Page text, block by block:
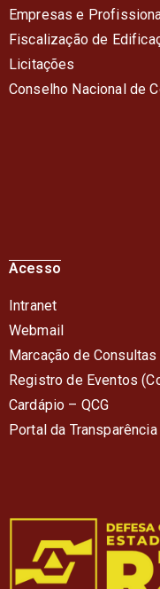
Empresas e
Fiscalização de
Licitações
Conselho Nacional de
Acesso
Intranet
Webmail
Marcação de Consultas
Registro de Eventos
Cardápio – QCG
Portal da Transparência